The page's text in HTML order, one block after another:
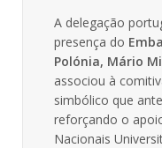
A delegação
presença do
Polónia, Mário
associou à
simbólico que
reforçando o
Nacionais